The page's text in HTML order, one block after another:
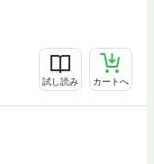
試し読み カートへ